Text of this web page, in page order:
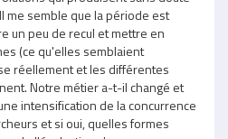
me semble que la période est
un peu de recul et mettre en
(ce qu'elles semblaient
réellement et les différentes
Notre métier a-t-il changé et
intensification de la concurrence
et si oui, quelles formes